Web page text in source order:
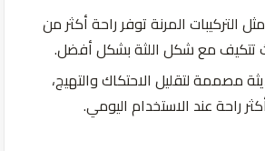
مثل التركيبات المرنةتوفر راحةأكثر من
تتكيفمعشكل اللثةبشكلأفضل.
مصممةلتقليل الاحتكاكوالتهيج،
راحةعند الاستخدام اليومي.